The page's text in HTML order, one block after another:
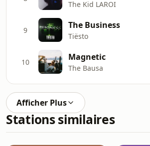
The Kid LAROI
9 The Business
Tiësto
10 Magnetic
The Bausa
Afficher Plus
Stations similaires